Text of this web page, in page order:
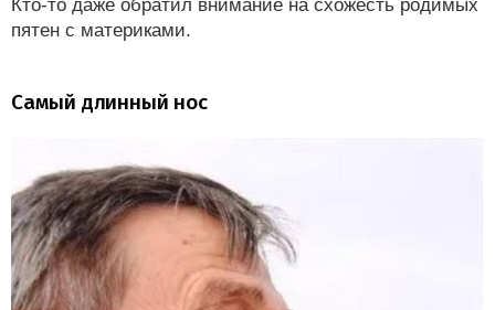
Кто-то даже обратил внимание на схожесть родимых
пятен с материками.
Самый длинный нос